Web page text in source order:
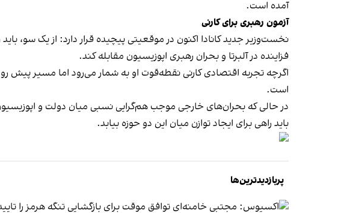
آمده است.
آزمون رهبری برای کارنی
نخست‌وزیر جدید کانادا اکنون در موقعیتی پیچیده قرار دارد: از یک سو،
فزاینده در آلبرتا و بحران رهبری اپوزیسیون مقابله کند.
اگرچه تجربه اقتصادی کارنی نقطه‌قوت او به شمار می‌رود اما مسیر پیش
است.
در حالی که بحران‌های خارجی موجب هم‌گرایی نسبی میان دولت و
باید راهی برای ایجاد توازن میان این دو حوزه بیابد.
پربازدیدترین‌ها